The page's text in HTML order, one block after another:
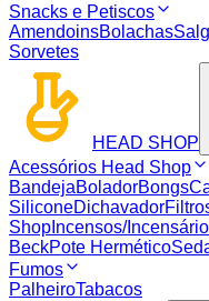
Snacks e Petiscos
AmendoinsBolachas
Sorvetes
HEAD SHOP
Acessórios Head Shop
BandejaBoladorBongs
SiliconeDichavador
Shop Incensos/
BeckPote Hermético
Fumos
PalheiroTabacos